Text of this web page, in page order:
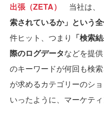
出張（ZETA） 当社は、
索されているか」という
件ヒット、つまり 「検索
際のログデータなどを提
のキーワードが何回も検
が求めるカテゴリーのシ
いったように、マーケテ